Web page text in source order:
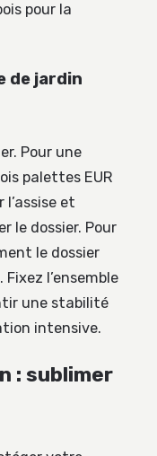
pour la
de jardin
Pour une
palettes EUR
l’assise et
le dossier. Pour
le dossier
Fixez l’ensemble
une stabilité
intensive.
: sublimer